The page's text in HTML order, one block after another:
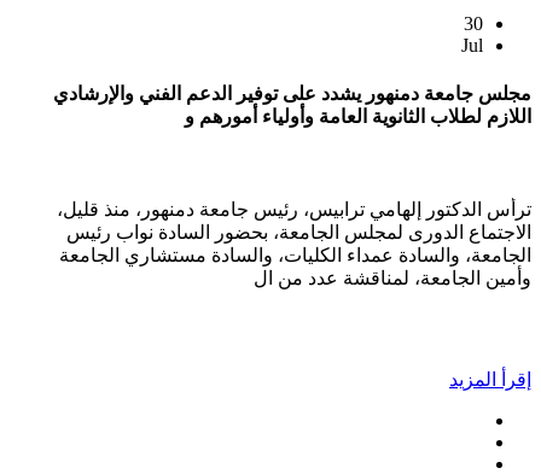
30
Jul
مجلس جامعة دمنهور يشدد على توفير الدعم الفني والإرشادي
اللازم لطلاب الثانوية العامة وأولياء أمورهم و
ترأس الدكتور إلهامي ترابيس، رئيس جامعة دمنهور، منذ قليل،
الاجتماع الدورى لمجلس الجامعة، بحضور السادة نواب رئيس
الجامعة، والسادة عمداء الكليات، والسادة مستشاري الجامعة
وأمين الجامعة، لمناقشة عدد من ال
إقرأ المزيد